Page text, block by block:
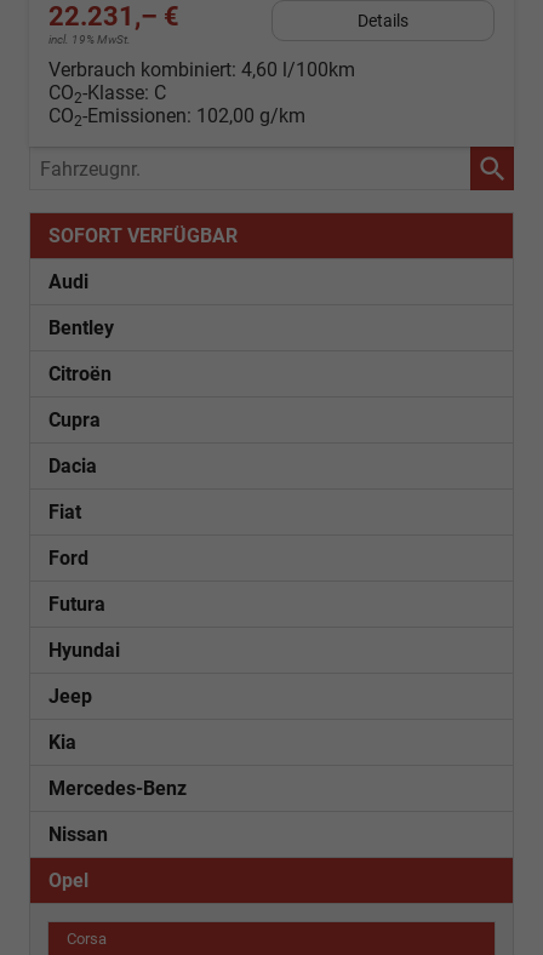
22.231,– €
incl. 19% MwSt.
Details
Verbrauch kombiniert: 4,60 l/100km
CO2-Klasse: C
CO2-Emissionen: 102,00 g/km
Fahrzeugnr.
SOFORT VERFÜGBAR
Audi
Bentley
Citroën
Cupra
Dacia
Fiat
Ford
Futura
Hyundai
Jeep
Kia
Mercedes-Benz
Nissan
Opel
Corsa